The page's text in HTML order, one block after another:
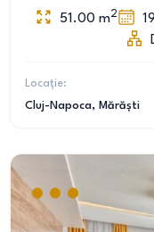
51.00 m2
Locație:
Cluj-Napoca, Mărăști